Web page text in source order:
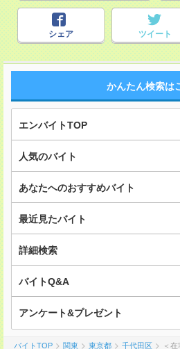
シェア ツイート
かんたん検索は
エンバイトTOP
人気のバイト
あなたへのおすすめバイト
最近見たバイト
詳細検索
バイトQ&A
アンケート&プレゼント
バイトTOP 関東 東京都 千代田区 ＜